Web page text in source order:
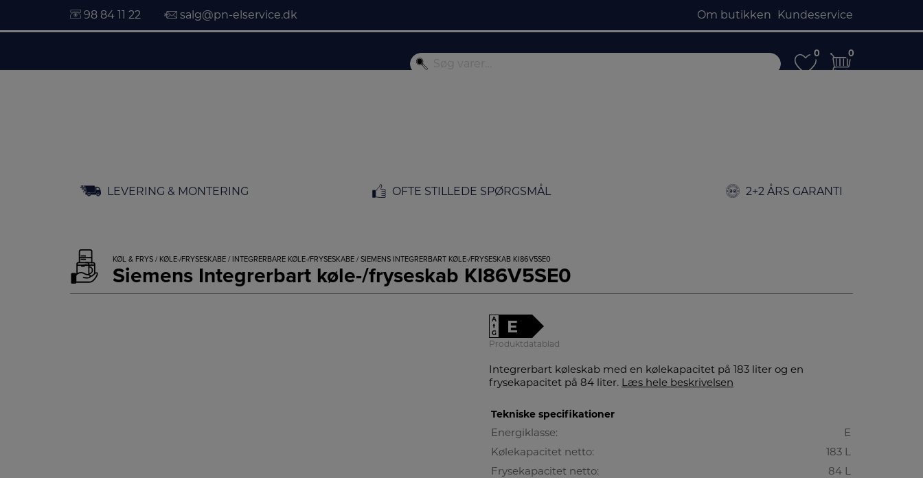
98 84 11 22 salg@pn-elservice.dk Om butikken Kundeservice
0
0 0
0
LEVERING & MONTERING OFTE STILLEDE SPØRGSMÅL 2+2 ÅRS GARANTI
KØL & FRYS / KØLE-/FRYSESKABE / INTEGRERBARE KØLE-/FRYSESKABE / SIEMENS INTEGRERBART KØLE-/FRYSESKAB KI86V5SE0
Siemens Integrerbart køle-/fryseskab KI86V5SE0
A
↑
G
E
Produktdatablad
Integrerbart køleskab med en kølekapacitet på 183 liter og en
frysekapacitet på 84 liter. Læs hele beskrivelsen
Tekniske specifikationer
Energiklasse:
E
Kølekapacitet netto:
183 L
Frysekapacitet netto:
84 L